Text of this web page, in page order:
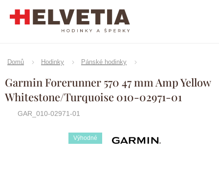
Domů Hodinky Pánské hodinky
Garmin Forerunner 570 47 mm Amp Yellow
Whitestone/Turquoise 010-02971-01
GAR_010-02971-01
Výhodné Značka:Garmin